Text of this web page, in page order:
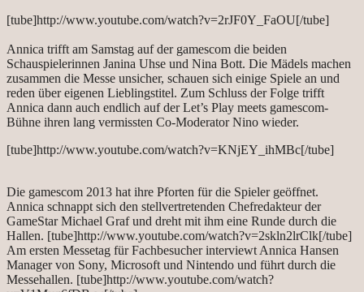
[tube]http://www.youtube.com/watch?v=2rJF0Y_FaOU[/tube]
Annica trifft am Samstag auf der gamescom die beiden
Schauspielerinnen Janina Uhse und Nina Bott. Die Mädels machen
zusammen die Messe unsicher, schauen sich einige Spiele an und
reden über eigenen Lieblingstitel. Zum Schluss der Folge trifft
Annica dann auch endlich auf der Let’s Play meets gamescom-
Bühne ihren lang vermissten Co-Moderator Nino wieder.
[tube]http://www.youtube.com/watch?v=KNjEY_ihMBc[/tube]
Die gamescom 2013 hat ihre Pforten für die Spieler geöffnet.
Annica schnappt sich den stellvertretenden Chefredakteur der
GameStar Michael Graf und dreht mit ihm eine Runde durch die
Hallen. [tube]http://www.youtube.com/watch?v=2skln2lrClk[/tube]
Am ersten Messetag für Fachbesucher interviewt Annica Hansen
Manager von Sony, Microsoft und Nintendo und führt durch die
Messehallen. [tube]http://www.youtube.com/watch?